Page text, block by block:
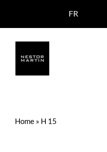
contenido
FR
Home» H 15